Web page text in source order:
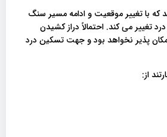
با تغییر موقعیت و ادامه مسیر سنگ
تغییر می کند. احتمالاً دراز کشیدن
پذیر نخواهد بود و جهت تسکین درد
از: